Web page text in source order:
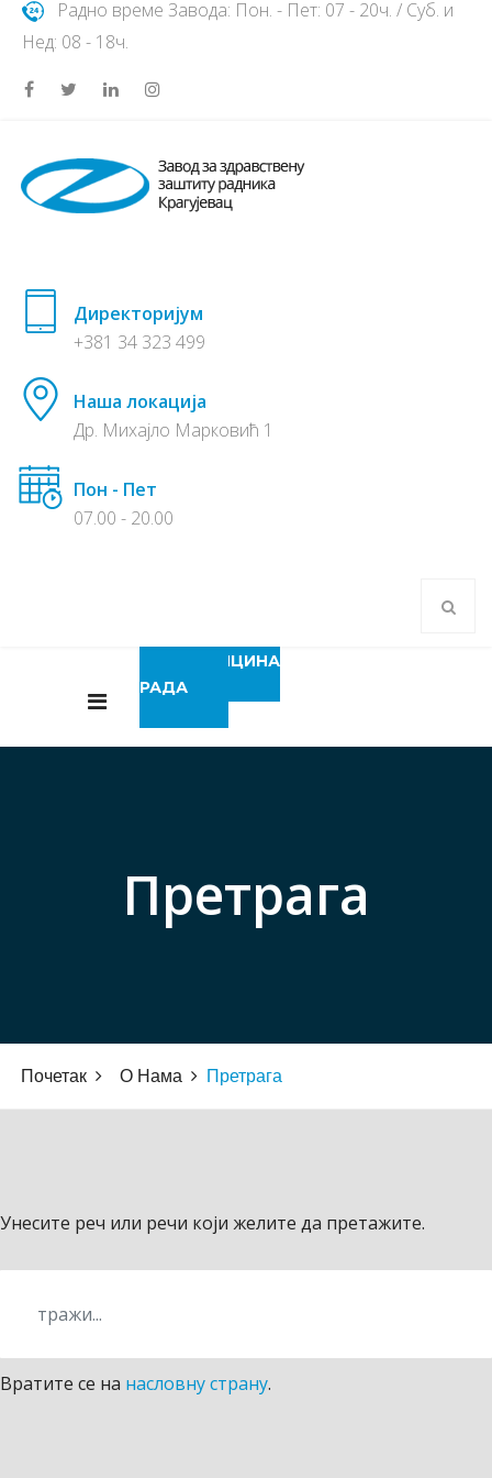
Радно време Завода: Пон. - Пет: 07 - 20ч. / Суб. и
Нед: 08 - 18ч.
Директоријум
+381 34 323 499
Наша локација
Др. Михајло Марковић 1
Пон - Пет
07.00 - 20.00
МЕДИЦИНА
РАДА
Претрага
Почетак О Нама Претрага
Унесите реч или речи који желите да претажите.
Вратите се на насловну страну.